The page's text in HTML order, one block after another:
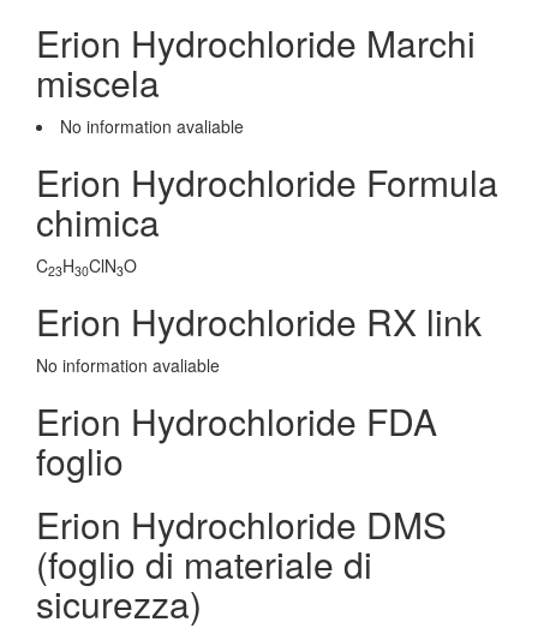
Erion Hydrochloride Marchi
miscela
No information avaliable
Erion Hydrochloride Formula
chimica
C23H30ClN3O
Erion Hydrochloride RX link
No information avaliable
Erion Hydrochloride FDA
foglio
Erion Hydrochloride DMS
(foglio di materiale di
sicurezza)